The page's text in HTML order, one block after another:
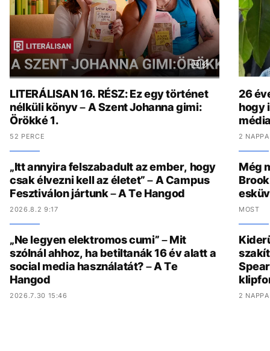
LITERÁLISAN 16. RÉSZ: Ez egy történet
nélküli könyv – A Szent Johanna gimi:
Örökké 1.
52 PERCE
„Itt annyira felszabadult az ember, hogy
csak élvezni kell az életet” – A Campus
Fesztiválon jártunk – A Te Hangod
2026.8.2 9:17
„Ne legyen elektromos cumi” – Mit
szólnál ahhoz, ha betiltanák 16 év alatt a
social media használatát? – A Te
Hangod
2026.7.30 15:46
26
hogy
2
Még
MOST
2